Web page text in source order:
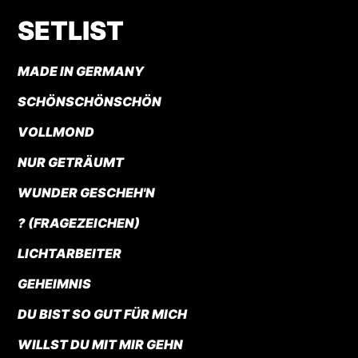
SETLIST
MADE IN GERMANY
SCHÖNSCHÖNSCHÖN
VOLLMOND
NUR GETRÄUMT
WUNDER GESCHEH'N
? (FRAGEZEICHEN)
LICHTARBEITER
GEHEIMNIS
DU BIST SO GUT FÜR MICH
WILLST DU MIT MIR GEHN